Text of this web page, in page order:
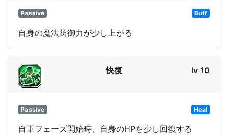
Passive Buff
自身の魔法防御力が少し上がる
快復 lv 10
Passive Heal
自軍フェーズ開始時、自身のHPを少し回復する